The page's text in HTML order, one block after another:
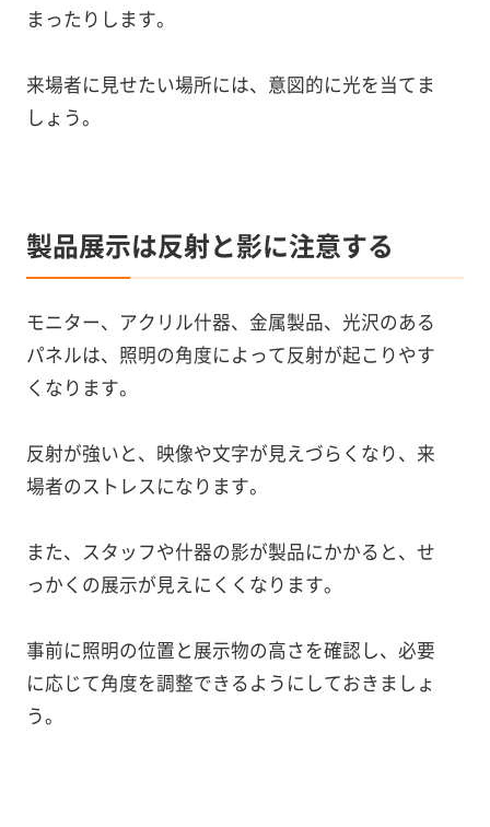
まったりします。
来場者に見せたい場所には、意図的に光を当てま
しょう。
製品展示は反射と影に注意する
モニター、アクリル什器、金属製品、光沢のある
パネルは、照明の角度によって反射が起こりやす
くなります。
反射が強いと、映像や文字が見えづらくなり、来
場者のストレスになります。
また、スタッフや什器の影が製品にかかると、せ
っかくの展示が見えにくくなります。
事前に照明の位置と展示物の高さを確認し、必要
に応じて角度を調整できるようにしておきましょ
う。